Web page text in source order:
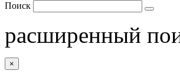
Поиск
расширенный
×